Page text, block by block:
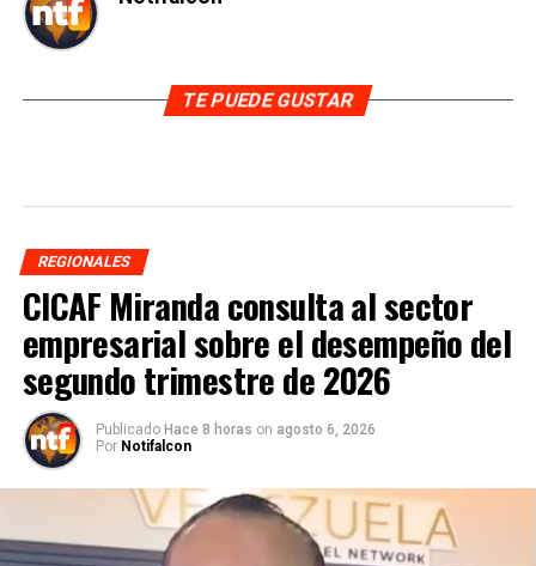
TE PUEDE GUSTAR
REGIONALES
CICAF Miranda consulta al sector
empresarial sobre el desempeño del
segundo trimestre de 2026
Publicado Hace 8 horas on agosto 6, 2026
Por Notifalcon